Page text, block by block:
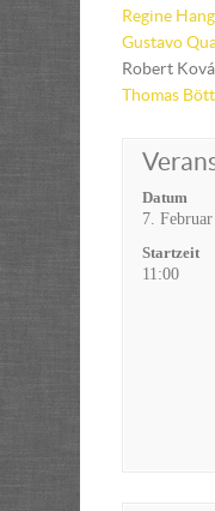
Regine
Gustavo
Robert
Thomas
Datum
7.
Startzeit
11:00